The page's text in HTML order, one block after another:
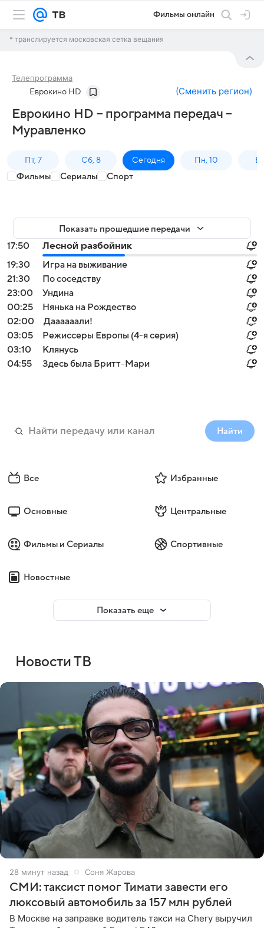
Фильмы онлайн
* транслируется московская сетка вещания
Телепрограмма
Еврокино HD (Сменить регион)
Еврокино HD – программа передач –
Муравленко
Пт, 7 Сб, 8 Сегодня Пн, 10
Фильмы Сериалы Спорт
Показать прошедшие передачи
17:50
Лесной разбойник
19:30
Игра на выживание
21:30
По соседству
23:00
Ундина
00:25
Нянька на Рождество
02:00
Даааааали!
03:05
Режиссеры Европы (4-я серия)
03:10
Клянусь
04:55
Здесь была Бритт-Мари
Найти
Все Избранные
Основные Центральные
Фильмы и Сериалы Спортивные
Новостные
Показать еще
Новости ТВ
28 минут назад Соня Жарова
СМИ: таксист помог Тимати завести его
люксовый автомобиль за 157 млн рублей
В Москве на заправке водитель такси на Chery выручил